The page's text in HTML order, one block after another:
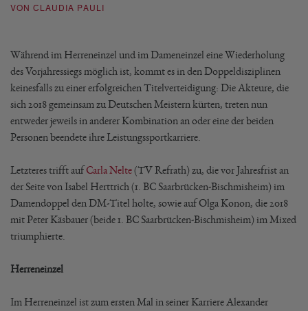
VON CLAUDIA PAULI
Während im Herreneinzel und im Dameneinzel eine Wiederholung
des Vorjahressiegs möglich ist, kommt es in den Doppeldisziplinen
keinesfalls zu einer erfolgreichen Titelverteidigung: Die Akteure, die
sich 2018 gemeinsam zu Deutschen Meistern kürten, treten nun
entweder jeweils in anderer Kombination an oder eine der beiden
Personen beendete ihre Leistungssportkarriere.
Letzteres trifft aufCarla Nelte(TV Refrath) zu, die vor Jahresfrist an
der Seite von Isabel Herttrich (1. BC Saarbrücken-Bischmisheim) im
Damendoppel den DM-Titel holte, sowie auf Olga Konon, die 2018
mit Peter Käsbauer (beide 1. BC Saarbrücken-Bischmisheim) im Mixed
triumphierte.
Herreneinzel
Im Herreneinzel ist zum ersten Mal in seiner Karriere Alexander